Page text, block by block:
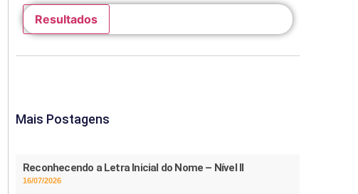
Resultados
Mais Postagens
Reconhecendo a Letra Inicial do Nome – Nível II
16/07/2026